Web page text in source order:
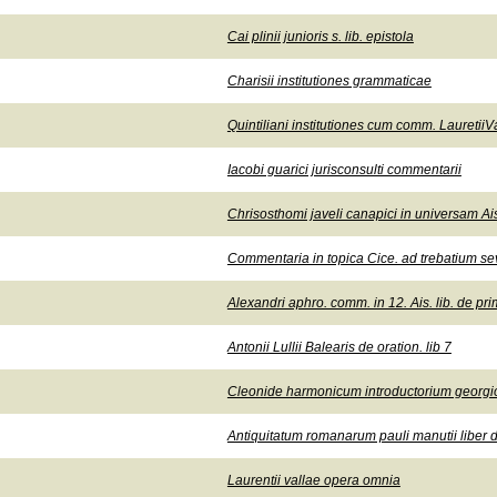
Cai plinii junioris s. lib. epistola
Charisii institutiones grammaticae
Quintiliani institutiones cum comm.
Iacobi guarici jurisconsulti commentarii
Chrisosthomi javeli canapici in universam
Commentaria in topica Cice. ad trebatium
Alexandri aphro. comm. in 12. Ais. lib. de
Antonii Lullii Balearis de oration. lib 7
Cleonide harmonicum introductorium
Antiquitatum romanarum pauli manutii liber
Laurentii vallae opera omnia